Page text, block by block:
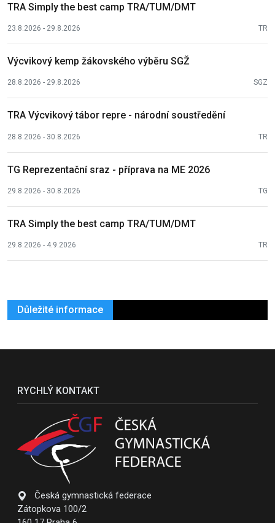
TRA Simply the best camp TRA/TUM/DMT
23.8.2026 - 29.8.2026 TR
Výcvikový kemp žákovského výběru SGŽ
28.8.2026 - 29.8.2026 SGZ
TRA Výcvikový tábor repre - národní soustředění
28.8.2026 - 30.8.2026 TR
TG Reprezentační sraz - příprava na ME 2026
29.8.2026 - 30.8.2026 TG
TRA Simply the best camp TRA/TUM/DMT
29.8.2026 - 4.9.2026 TR
Důležité informace
RYCHLÝ KONTAKT
Česká gymnastická federace
Zátopkova 100/2